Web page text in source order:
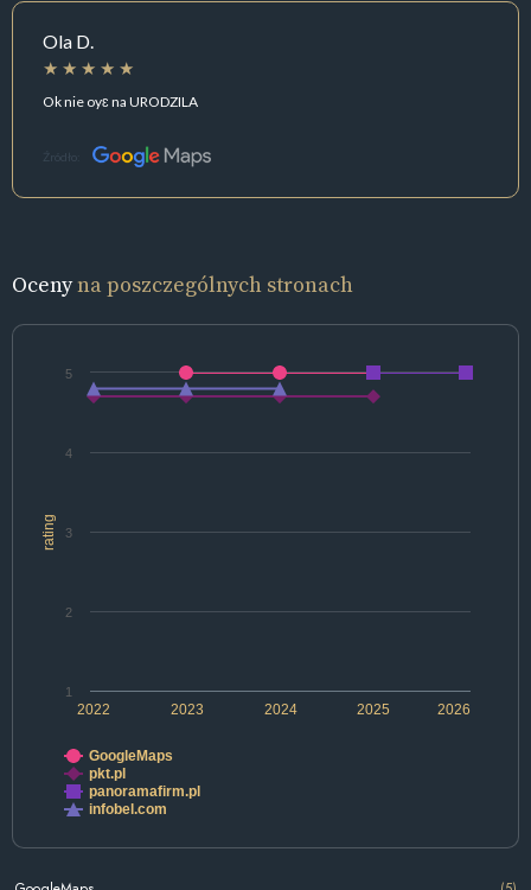
Ola D.
Ok nie oyɛ na URODZILA
Źródło:
Ocenyna poszczególnych stronach
rating
2022 2024 2026
2023 2025
1
2
3
4
5
GoogleMaps
pkt.pl
panoramafirm.pl
infobel.com